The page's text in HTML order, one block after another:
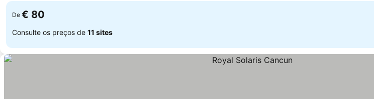
De € 80
Consulte os preços de 11 sites